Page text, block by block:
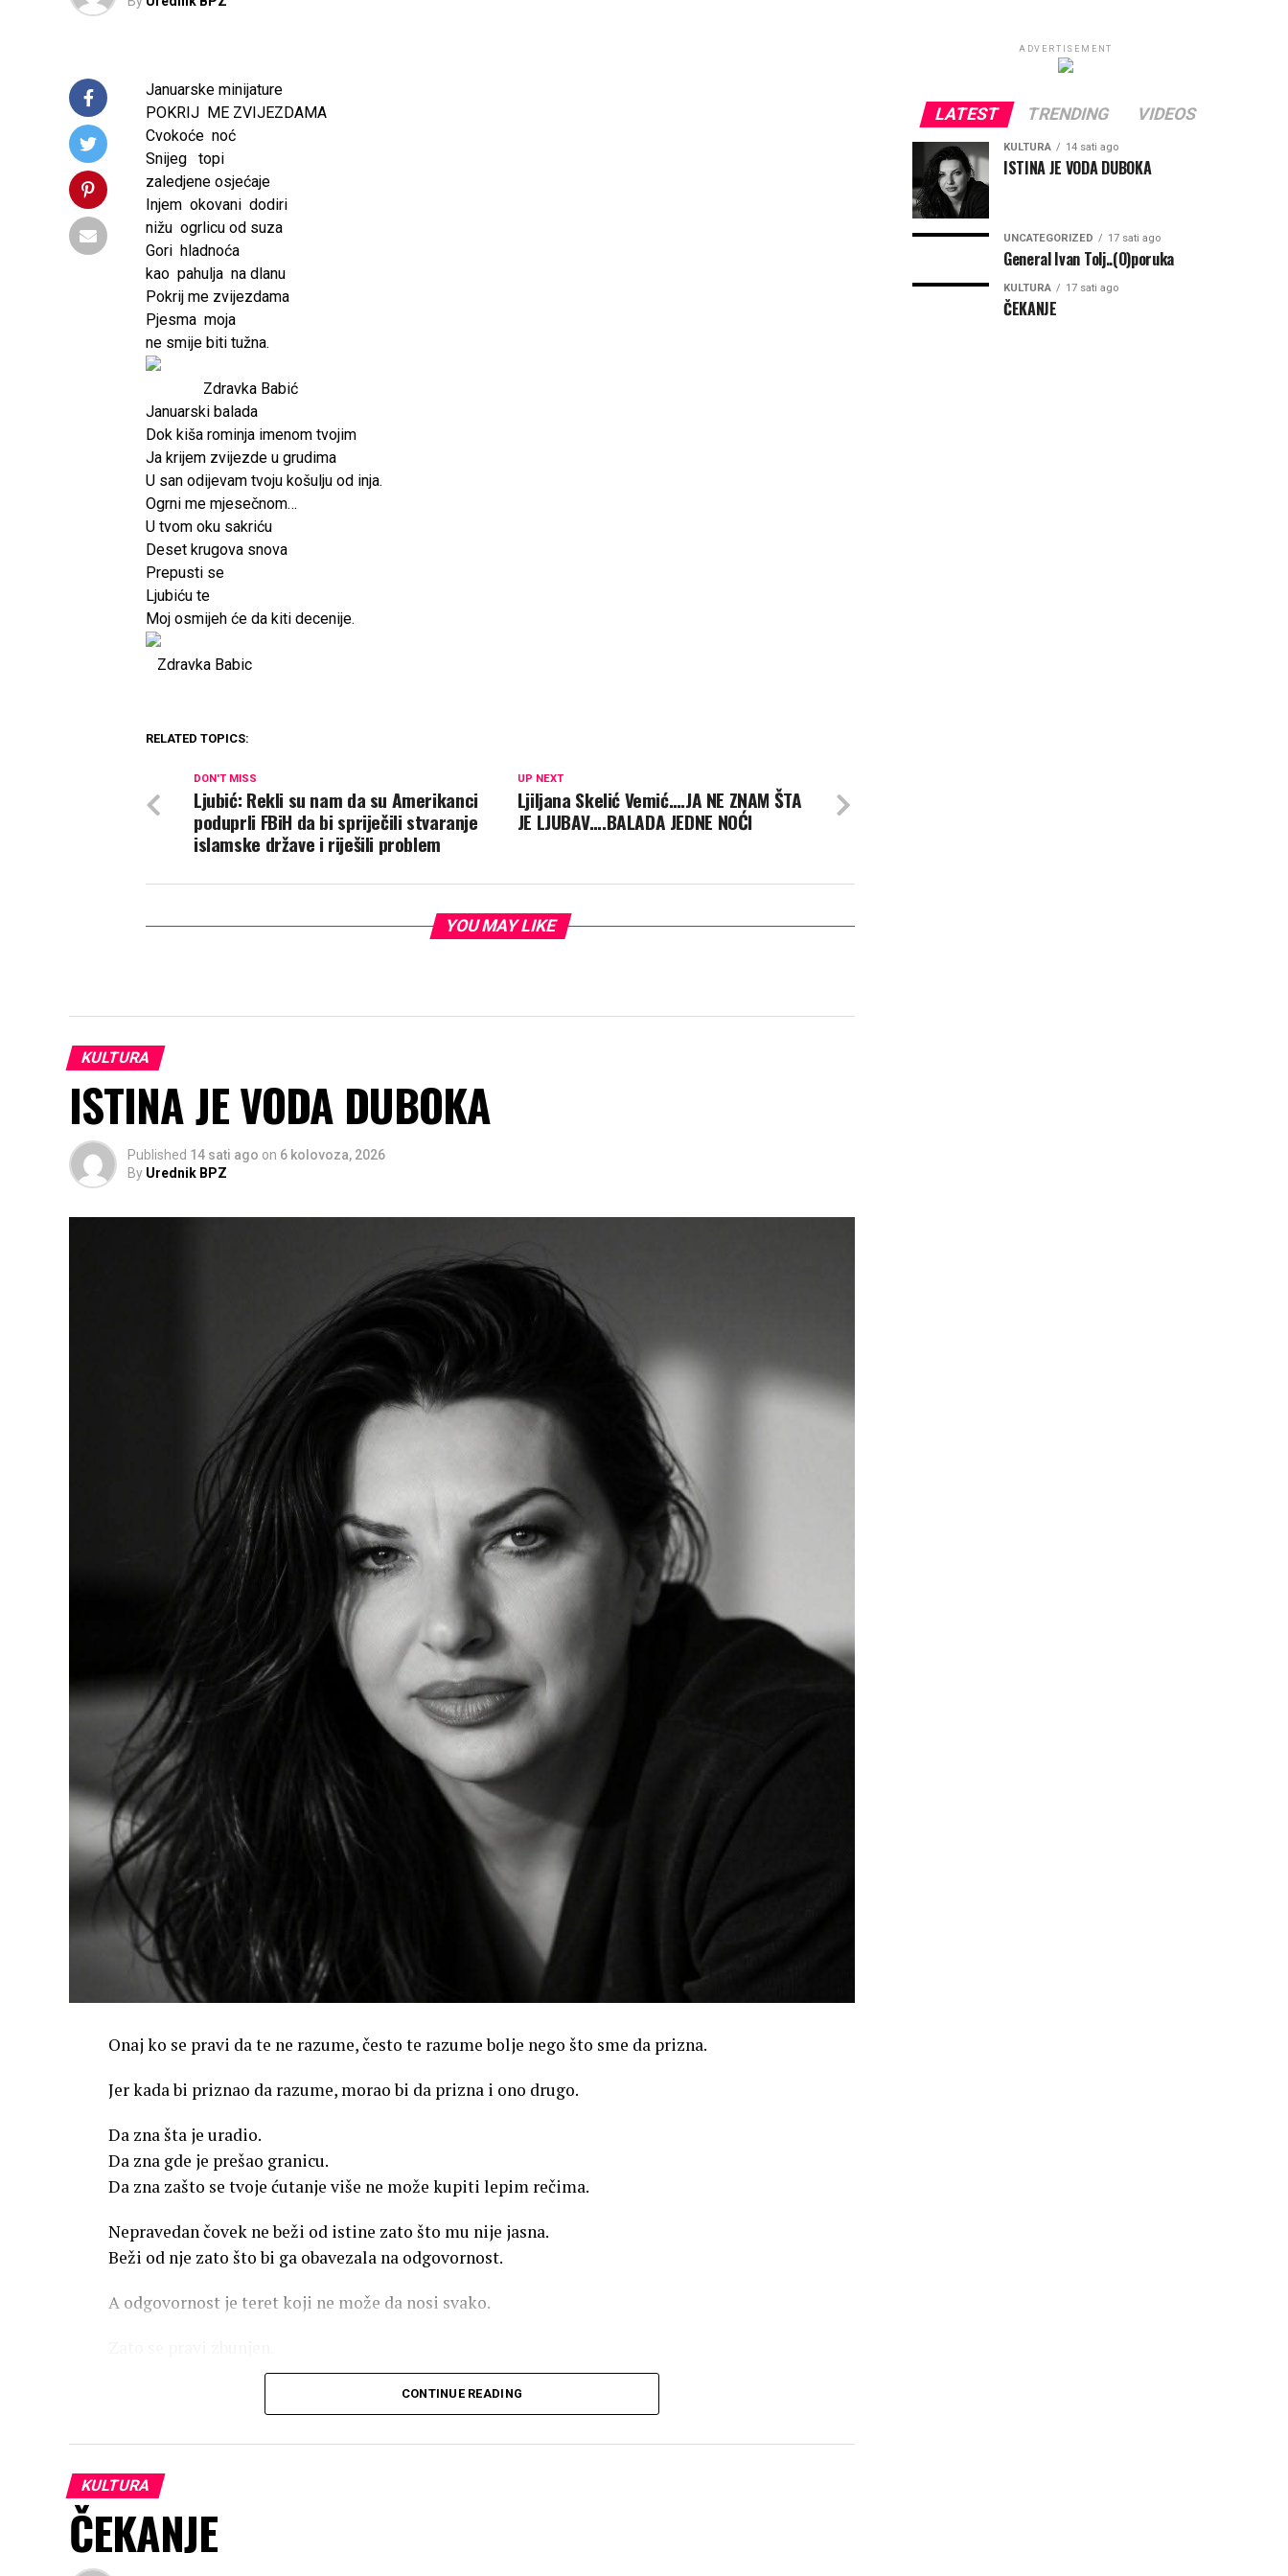
Januarske minijature
POKRIJ ME ZVIJEZDAMA
Cvokoće noć
Snijeg topi
zaledjene osjećaje
Injem okovani dodiri
nižu ogrlicu od suza
Gori hladnoća
kao pahulja na dlanu
Pokrij me zvijezdama
Pjesma moja
ne smije biti tužna.
Zdravka Babić
Januarski balada
Dok kiša rominja imenom tvojim
Ja krijem zvijezde u grudima
U san odijevam tvoju košulju od inja.
Ogrni me mjesečnom…
U tvom oku sakriću
Deset krugova snova
Prepusti se
Ljubiću te
Moj osmijeh će da kiti decenije.
Zdravka Babic
RELATED TOPICS:
UP NEXT
Ljiljana Skelić Vemić….JA NE ZNAM ŠTA
JE LJUBAV….BALADA JEDNE NOĆI
DON'T MISS
Ljubić: Rekli su nam da su Amerikanci
poduprli FBiH da bi spriječili stvaranje
islamske države i riješili problem
YOU MAY LIKE
KULTURA
ISTINA JE VODA DUBOKA
Published 14 sati ago on 6 kolovoza, 2026
By Urednik BPZ
Onaj ko se pravi da te ne razume, često te razume bolje nego što sme da prizna.
Jer kada bi priznao da razume, morao bi da prizna i ono drugo.
Da zna šta je uradio.
Da zna gde je prešao granicu.
Da zna zašto se tvoje ćutanje više ne može kupiti lepim rečima.
Nepravedan čovek ne beži od istine zato što mu nije jasna.
Beži od nje zato što bi ga obavezala na odgovornost.
A odgovornost je teret koji ne može da nosi svako.
Jer čovek koji zna težinu svoje krivice ne beži od ogledala.
Ne strepi od svedoka.
Ne briše tragove.
Ne menja priču svaki put kada mu istina pridje preblizu.
CONTINUE READING
KULTURA
ČEKANJE
ADVERTISEMENT
LATEST TRENDING VIDEOS
KULTURA 14 sati ago
ISTINA JE VODA DUBOKA
UNCATEGORIZED 17 sati ago
General Ivan Tolj..(O)poruka
KULTURA 17 sati ago
ČEKANJE